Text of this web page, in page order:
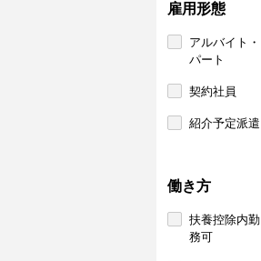
雇用形態
アルバイト・
パート
契約社員
紹介予定派遣
働き方
扶養控除内勤
務可